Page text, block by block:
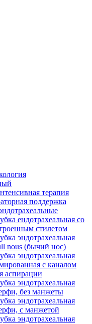
терапия
поддержка
ендотрахеальная со
стилетом
эндотрахеальная
nous (бычий нос)
эндотрахеальная
с каналом
аспирации
эндотрахеальная
без манжеты
эндотрахеальная
с манжетой
эндотрахеальная